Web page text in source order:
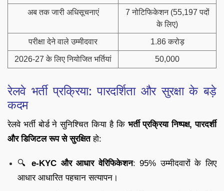
अब तक जारी अधिसूचनाएं
7 नोटिफिकेशन (55,197 पदों
के लिए)
परीक्षा देने वाले उम्मीदवार 1.86 करोड़
2026-27 के लिए नियोजित भर्तियां 50,000
रेलवे भर्ती प्रक्रिया: पारदर्शिता और सुरक्षा के बड़े
कदम
रेलवे भर्ती बोर्ड ने सुनिश्चित किया है कि भर्ती प्रक्रिया निष्पक्ष, पारदर्शी
और डिजिटल रूप से सुरक्षितहो:
🔍e-KYC और आधार वेरिफिकेशन: 95% उम्मीदवारों के लिए
आधार आधारित पहचान सत्यापन।